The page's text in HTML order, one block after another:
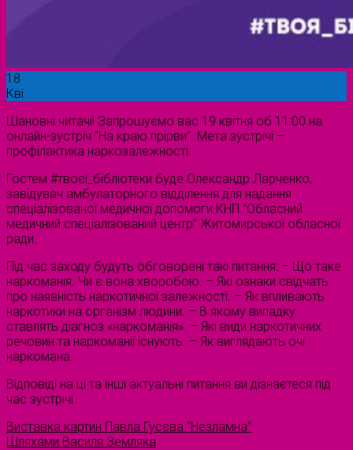
18
Кві
Шановні читачі! Запрошуємо вас 19 квітня об 11:00 на
онлайн-зустріч “На краю прірви”. Мета зустрічі –
профілактика наркозалежності.
Гостем #твоєї_бібліотеки буде Олександр Ларченко,
завідувач амбулаторного відділення для надання
спеціалізованої медичної допомоги КНП “Обласний
медичний спеціалізований центр” Житомирської обласної
ради.
Під час заходу будуть обговорені такі питання: – Що таке
наркоманія. Чи є вона хворобою. – Які ознаки свідчать
про наявність наркотичної залежності. – Як впливають
наркотики на організм людини. – В якому випадку
ставлять діагноз «наркоманія». – Які види наркотичних
речовин та наркоманії існують. – Як виглядають очі
наркомана.
Відповіді на ці та інші актуальні питання ви дізнаєтеся під
час зустрічі.
Виставка картин Павла Гусєва “Незламна”
Шляхами Василя Земляка